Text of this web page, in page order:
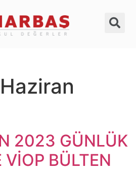
2023 GÜNLÜK
VİOP BÜLTEN